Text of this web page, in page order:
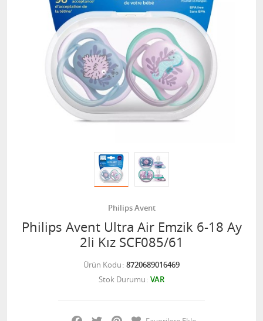
Philips Avent
Philips Avent Ultra Air Emzik 6-18 Ay
2li Kız SCF085/61
Ürün Kodu 8720689016469
Stok Durumu VAR
Facebook
Twitter Pinterest